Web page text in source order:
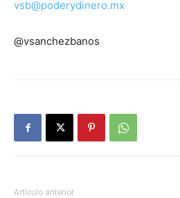
vsb@poderydinero.mx
@vsanchezbanos
Artículo anterior